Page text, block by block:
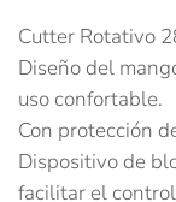
Cutter Rotativo
Diseño del
uso confortable.
Con protección
Dispositivo de
facilitar el